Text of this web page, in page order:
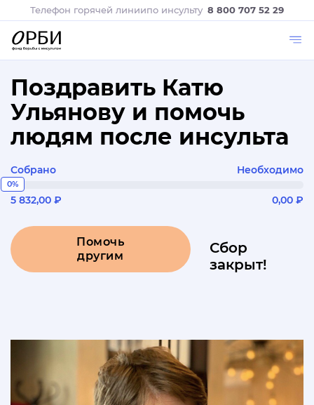
Телефон горячей линиипо инсульту 8 800 707 52 29
Поздравить Катю
Ульянову и помочь
людям после инсульта
Собрано Необходимо
0%
5 832,00 ₽ 0,00 ₽
Помочь
другим
Сбор
закрыт!